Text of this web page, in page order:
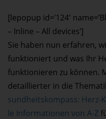
[lepopup id=’124′
– Inline – All devices‘]
Sie haben nun erfahren,
funktioniert und was Ihr
funktionieren zu können.
detaillierter in die
sundheitskompass: Herz-
le Informationen von A-Z